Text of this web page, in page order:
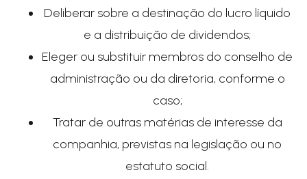
Deliberar sobre a destinação do lucro líquido
e a distribuição de dividendos;
Eleger ou substituir membros do conselho de
administração ou da diretoria, conforme o
caso;
Tratar de outras matérias de interesse da
companhia, previstas na legislação ou no
estatuto social.